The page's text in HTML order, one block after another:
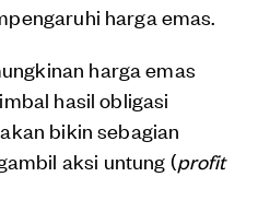
harga emas.
harga emas
hasil obligasi
bikin sebagian
aksi untung (profit